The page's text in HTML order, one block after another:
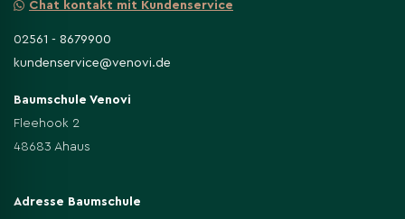
Chat kontakt mit Kundenservice
02561 - 8679900
kundenservice@venovi.de
Baumschule Venovi
Fleehook 2
48683 Ahaus
Adresse Baumschule